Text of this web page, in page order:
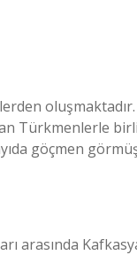
Türkmenlerle
göçmen
arasında